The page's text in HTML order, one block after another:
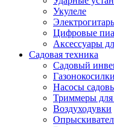
Укулеле
Цифровые
Аксессуары
Садовая техника
Садовый
Газонокосилки
Насосы
Триммеры для
Воздуходувки